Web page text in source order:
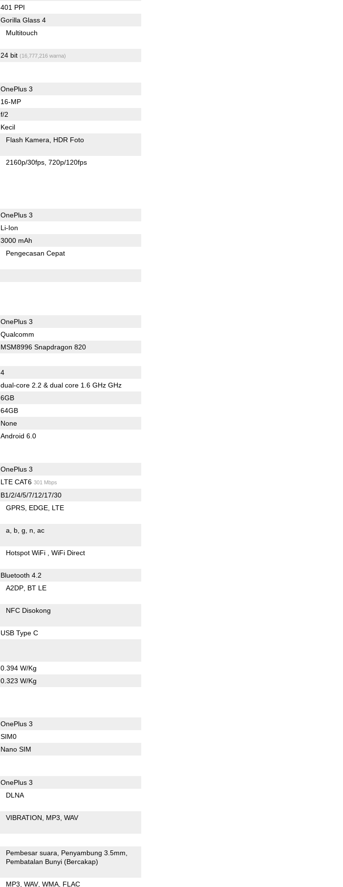
401 PPI
Gorilla Glass 4
Multitouch
24 bit (16,777,216 warna)
OnePlus 3
16-MP
f/2
Kecil
Flash Kamera HDR Foto
2160p/30fps 720p/120fps
OnePlus 3
Li-Ion
3000 mAh
Pengecasan Cepat
OnePlus 3
Qualcomm
MSM8996 Snapdragon 820
4
dual-core 2.2 & dual core 1.6 GHz GHz
6GB
64GB
None
Android 6.0
OnePlus 3
LTE CAT6 301 Mbps
B1/2/4/5/7/12/17/30
GPRS EDGE LTE
a b g n ac
Hotspot WiFi WiFi Direct
Bluetooth 4.2
A2DP BT LE
NFC Disokong
USB Type C
0.394 W/Kg
0.323 W/Kg
OnePlus 3
SIM0
Nano SIM
OnePlus 3
DLNA
VIBRATION MP3 WAV
Pembesar suara
Penyambung 3.5mm
Pembatalan Bunyi (Bercakap)
MP3 WAV WMA FLAC